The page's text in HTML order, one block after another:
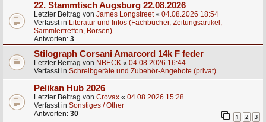
22. Stammtisch Augsburg 22.08.2026
Letzter Beitrag von James Longstreet« 04.08.2026 18:54
Verfasst in Literatur und Infos (Fachbücher, Zeitungsartikel,
Sammlertreffen, Börsen)
Antworten: 3
Stilograph Corsani Amarcord 14k F feder
Letzter Beitrag von NBECK « 04.08.2026 16:44
Verfasst in Schreibgeräte und Zubehör-Angebote (privat)
Pelikan Hub 2026
Letzter Beitrag von Crovax « 04.08.2026 15:28
Verfasst in Sonstiges / Other
Antworten: 30 1 2 3